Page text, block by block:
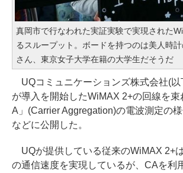
真岡市で行なわれた実証実験で実現された
るスループット。ボードを持つのは美人時
さん、東京女子大学在籍の大学生だそうだ
UQコミュニケーションズ株式会社(以
が導入を開始したWiMAX 2+の回線を
A」(Carrier Aggregation)の電波測定の
などに公開した。
UQが提供している従来のWiMAX 2+
の通信速度を実現しているが、CAを利